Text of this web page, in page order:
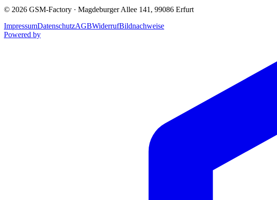
© 2026 GSM-Factory · Magdeburger Allee 141, 99086 Erfurt
ImpressumDatenschutzAGBWiderrufBildnachweise
Powered by